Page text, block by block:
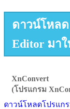
ดาวน์โหลด
Editor มา
XnConvert
(โปรแกรม
ดาวน์โหลดโปรแก